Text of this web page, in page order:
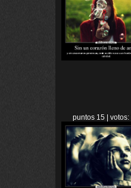
puntos 15 | votos: